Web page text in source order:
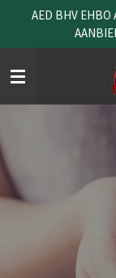
naar
de
hoofdinhoud
AED BHV EHBO